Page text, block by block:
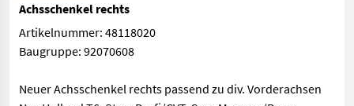
Achsschenkel rechts
Artikelnummer: 48118020
Baugruppe: 92070608
Neuer Achsschenkel rechts passend zu div. Vorderachsen